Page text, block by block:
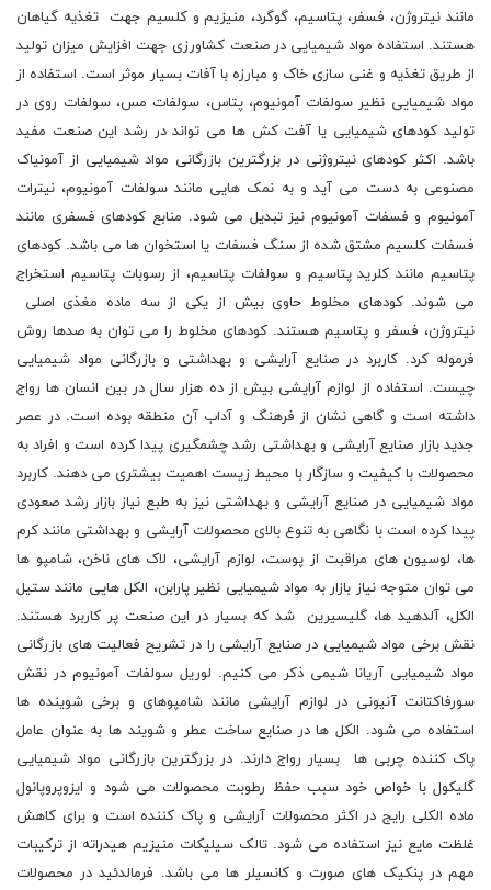
مانند نیتروژن، فسفر، پتاسیم، گوگرد، منیزیم و کلسیم جهت تغذیه گیاهان
هستند. استفاده مواد شیمیایی در صنعت کشاورزی جهت افزایش میزان تولید
از طریق تغذیه و غنی سازی خاک و مبارزه با آفات بسیار موثر است. استفاده از
مواد شیمیایی نظیر سولفات آمونیوم، پتاس، سولفات مس، سولفات روی در
تولید کودهای شیمیایی یا آفت کش ها می تواند در رشد این صنعت مفید
باشد. اکثر کودهای نیتروژنی در بزرگترین بازرگانی مواد شیمیایی از آمونیاک
مصنوعی به دست می آید و به نمک هایی مانند سولفات آمونیوم، نیترات
آمونیوم و فسفات آمونیوم نیز تبدیل می شود. منابع کودهای فسفری مانند
فسفات کلسیم مشتق شده از سنگ فسفات یا استخوان ها می باشد. کودهای
پتاسیم مانند کلرید پتاسیم و سولفات پتاسیم، از رسوبات پتاسیم استخراج
می شوند. کودهای مخلوط حاوی بیش از یکی از سه ماده مغذی اصلی
نیتروژن، فسفر و پتاسیم هستند. کودهای مخلوط را می توان به صدها روش
فرموله کرد. کاربرد در صنایع آرایشی و بهداشتی و بازرگانی مواد شیمیایی
چیست. استفاده از لوازم آرایشی بیش از ده هزار سال در بین انسان ها رواج
داشته است و گاهی نشان از فرهنگ و آداب آن منطقه بوده است. در عصر
جدید بازار صنایع آرایشی و بهداشتی رشد چشمگیری پیدا کرده است و افراد به
محصولات با کیفیت و سازگار با محیط زیست اهمیت بیشتری می دهند. کاربرد
مواد شیمیایی در صنایع آرایشی و بهداشتی نیز به طبع نیاز بازار رشد صعودی
پیدا کرده است با نگاهی به تنوع بالای محصولات آرایشی و بهداشتی مانند کرم
ها، لوسیون های مراقبت از پوست، لوازم آرایشی، لاک های ناخن، شامپو ها
می توان متوجه نیاز بازار به مواد شیمیایی نظیر پارابن، الکل هایی مانند ستیل
الکل، آلدهید ها، گلیسیرین شد که بسیار در این صنعت پر کاربرد هستند.
نقش برخی مواد شیمیایی در صنایع آرایشی را در تشریح فعالیت های بازرگانی
مواد شیمیایی آریانا شیمی ذکر می کنیم. لوریل سولفات آمونیوم در نقش
سورفاکتانت آنیونی در لوازم آرایشی مانند شامپوهای و برخی شوینده ها
استفاده می شود. الکل ها در صنایع ساخت عطر و شویند ها به عنوان عامل
پاک کننده چربی ها بسیار رواج دارند. در بزرگترین بازرگانی مواد شیمیایی
گلیکول با خواص خود سبب حفظ رطوبت محصولات می شود و ایزوپروپانول
ماده الکلی رایج در اکثر محصولات آرایشی و پاک کننده است و برای کاهش
غلظت مایع نیز استفاده می شود. تالک سیلیکات منیزیم هیدراته از ترکیبات
مهم در پنکیک های صورت و کانسیلر ها می باشد. فرمالدئید در محصولات